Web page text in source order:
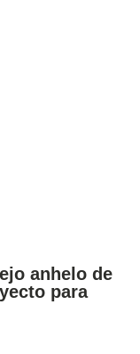
anhelo de
para